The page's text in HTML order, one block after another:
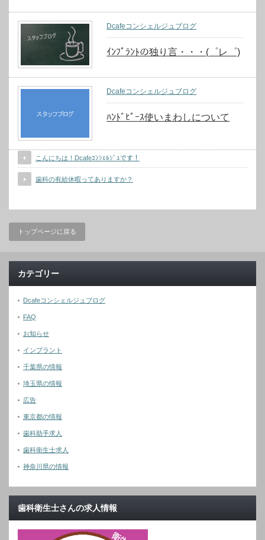
Dcafeコンシェルジュブログ
ｲﾝﾌﾟﾗﾝﾄの独り言・・・(゜レ゜)
Dcafeコンシェルジュブログ
ﾊﾝﾄﾞﾋﾟｰｽ使いまわしについて
こんにちは！Dcafeｺﾝｼｪﾙｼﾞｭです！
歯科の有給休暇ってありますか？
トップページに戻る
カテゴリー
Dcafeコンシェルジュブログ
FAQ
お知らせ
インプラント
千葉県の情報
埼玉県の情報
広告
東京都の情報
歯科助手求人
歯科衛生士求人
神奈川県の情報
歯科衛生士さんの求人情報